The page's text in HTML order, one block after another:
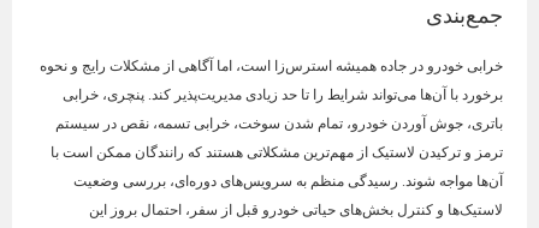
جمع‌بندی
خرابی خودرو در جاده همیشه استرس‌زا است، اما آگاهی از مشکلات رایج و نحوه
برخورد با آن‌ها می‌تواند شرایط را تا حد زیادی مدیریت‌پذیر کند. پنچری، خرابی
باتری، جوش آوردن خودرو، تمام شدن سوخت، خرابی تسمه، نقص در سیستم
ترمز و ترکیدن لاستیک از مهم‌ترین مشکلاتی هستند که رانندگان ممکن است با
آن‌ها مواجه شوند. رسیدگی منظم به سرویس‌های دوره‌ای، بررسی وضعیت
لاستیک‌ها و کنترل بخش‌های حیاتی خودرو قبل از سفر، احتمال بروز این